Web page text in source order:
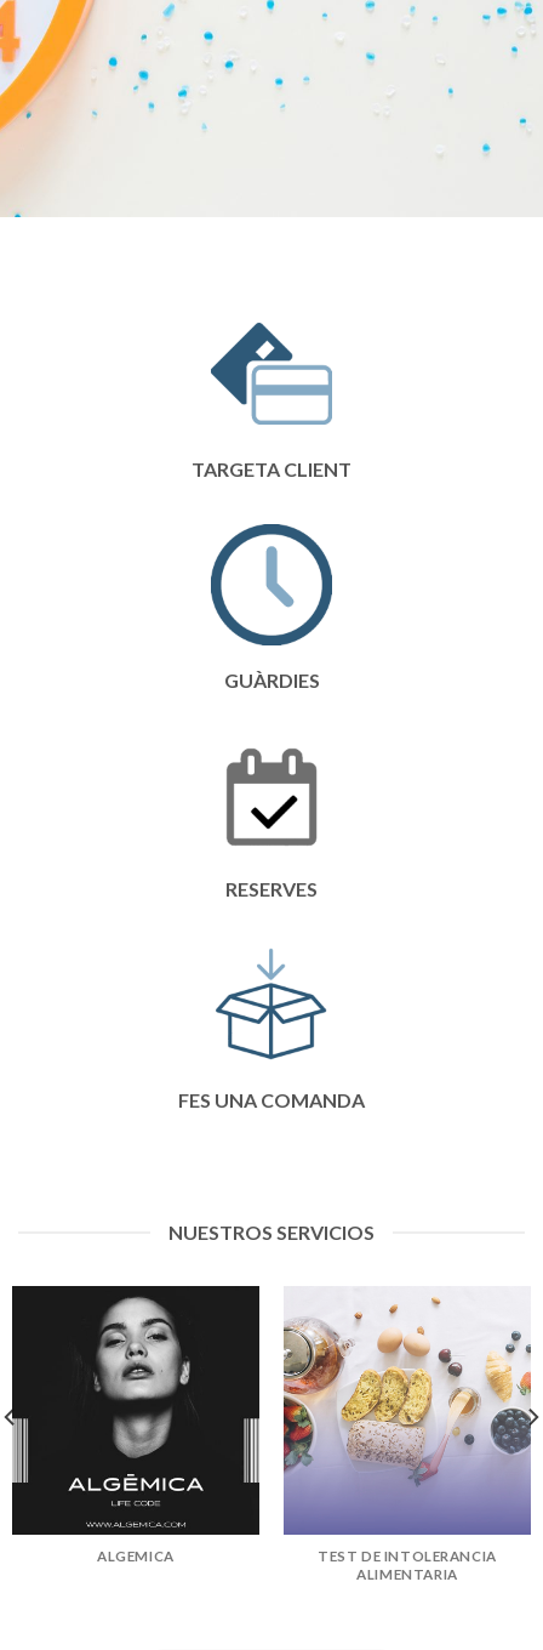
TARGETA CLIENT
GUÀRDIES
RESERVES
FES UNA COMANDA
NUESTROS SERVICIOS
ALGEMICA
TEST DE INTOLERANCIA
ALIMENTARIA